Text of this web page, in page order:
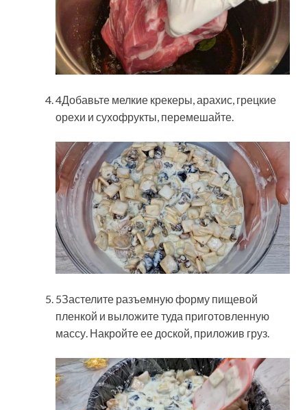
4Добавьте мелкие крекеры, арахис, грецкие
орехи и сухофрукты, перемешайте.
5Застелите разъемную форму пищевой
пленкой и выложите туда приготовленную
массу. Накройте ее доской, приложив груз.